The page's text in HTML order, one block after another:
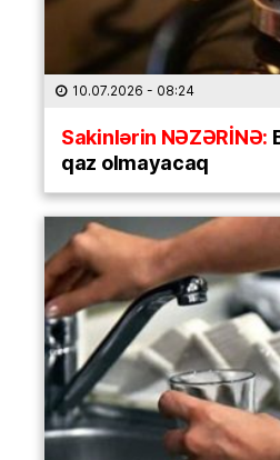
10.07.2026 - 08:24
Sakinlərin NƏZƏRİNƏ:
qaz olmayacaq